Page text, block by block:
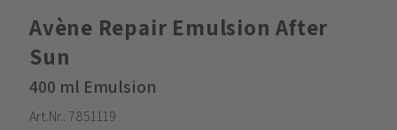
Avène Repair Emulsion After
Sun
400 ml Emulsion
Art.Nr.: 7851119